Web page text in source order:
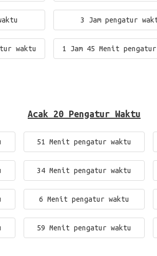
3 Jam pengatur
waktu 1 Jam 45 Menit
Acak 20 Pengatur Waktu
51 Menit pengatur waktu
34 Menit pengatur waktu
6 Menit pengatur waktu
59 Menit pengatur waktu